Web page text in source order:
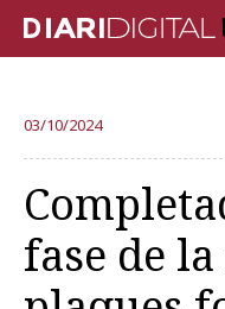
RECERCA
DOCÈNCIA
INSTITUCIÓ
VIDA AL CAMPUS
03/10/2024
fase de